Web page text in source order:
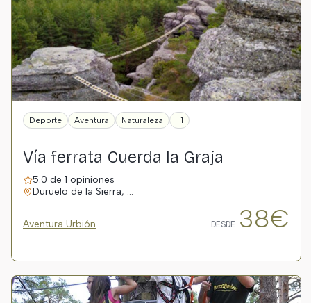
Deporte Aventura Naturaleza +1
Vía ferrata Cuerda la Graja
5.0 de 1 opiniones
Duruelo de la Sierra, …
Aventura Urbión DESDE 38€